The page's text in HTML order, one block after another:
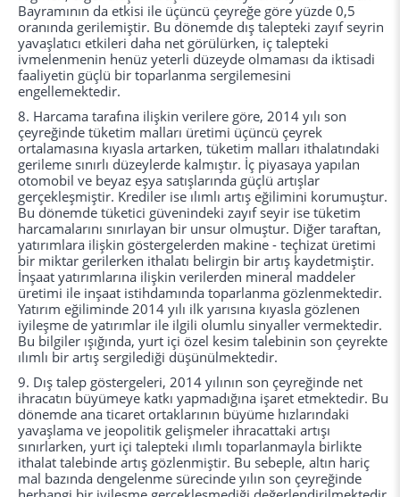
Bayramının da etkisi ile üçüncü çeyreğe göre yüzde 0,5
oranında gerilemiştir. Bu dönemde dış talepteki zayıf seyrin
yavaşlatıcı etkileri daha net görülürken, iç talepteki
ivmelenmenin henüz yeterli düzeyde olmaması da iktisadi
faaliyetin güçlü bir toparlanma sergilemesini
engellemektedir.
8. Harcama tarafına ilişkin verilere göre, 2014 yılı son
çeyreğinde tüketim malları üretimi üçüncü çeyrek
ortalamasına kıyasla artarken, tüketim malları ithalatındaki
gerileme sınırlı düzeylerde kalmıştır. İç piyasaya yapılan
otomobil ve beyaz eşya satışlarında güçlü artışlar
gerçekleşmiştir. Krediler ise ılımlı artış eğilimini korumuştur.
Bu dönemde tüketici güvenindeki zayıf seyir ise tüketim
harcamalarını sınırlayan bir unsur olmuştur. Diğer taraftan,
yatırımlara ilişkin göstergelerden makine - teçhizat üretimi
bir miktar gerilerken ithalatı belirgin bir artış kaydetmiştir.
İnşaat yatırımlarına ilişkin verilerden mineral maddeler
üretimi ile inşaat istihdamında toparlanma gözlenmektedir.
Yatırım eğiliminde 2014 yılı ilk yarısına kıyasla gözlenen
iyileşme de yatırımlar ile ilgili olumlu sinyaller vermektedir.
Bu bilgiler ışığında, yurt içi özel kesim talebinin son çeyrekte
ılımlı bir artış sergilediği düşünülmektedir.
9. Dış talep göstergeleri, 2014 yılının son çeyreğinde net
ihracatın büyümeye katkı yapmadığına işaret etmektedir. Bu
dönemde ana ticaret ortaklarının büyüme hızlarındaki
yavaşlama ve jeopolitik gelişmeler ihracattaki artışı
sınırlarken, yurt içi talepteki ılımlı toparlanmayla birlikte
ithalat talebinde artış gözlenmiştir. Bu sebeple, altın hariç
mal bazında dengelenme sürecinde yılın son çeyreğinde